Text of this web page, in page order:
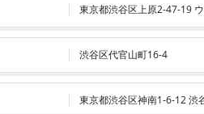
東京都渋谷区上原2-47-19
渋谷区代官山町16-4
東京都渋谷区神南1-6-12 渋